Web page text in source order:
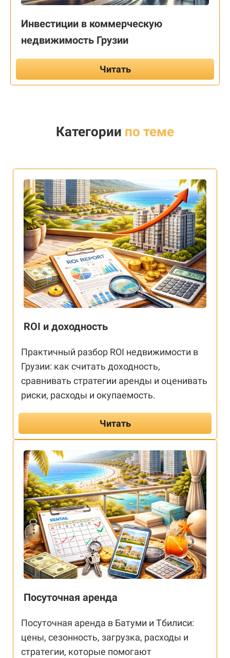
Инвестиции в коммерческую
недвижимость Грузии
Читать
Категории по теме
ROI и доходность
Практичный разбор ROI недвижимости в
Грузии: как считать доходность,
сравнивать стратегии аренды и оценивать
риски, расходы и окупаемость.
Читать
Посуточная аренда
Посуточная аренда в Батуми и Тбилиси:
цены, сезонность, загрузка, расходы и
стратегии, которые помогают